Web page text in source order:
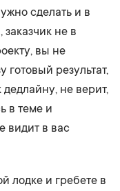
сделать и в
не в
вы не
готовый результат,
дедлайну, не верит,
в теме и
видит в вас
лодке и гребете в